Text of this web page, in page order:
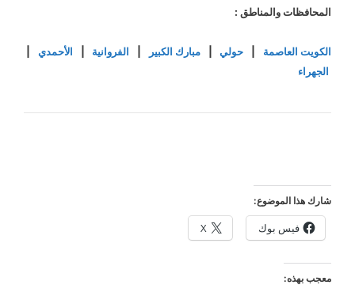
المحافظات والمناطق :
الكويت العاصمة حولي|مبارك الكبير الفروانية الأحمدي
الجهراء
شارك هذا الموضوع:
فيس بوك X
معجب بهذه: